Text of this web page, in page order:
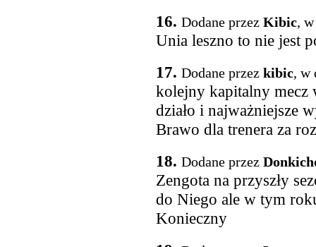
16. Dodane przez Kibic,
Unia leszno to nie jest
17. Dodane przez kibic, w
kolejny kapitalny mecz
działo i najważniejsze
Brawo dla trenera za
18. Dodane przez
Zengota na przyszły
do Niego ale w tym
Konieczny